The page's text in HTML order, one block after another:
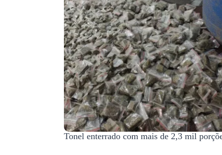
Tonel enterrado com mais de 2,3 mil